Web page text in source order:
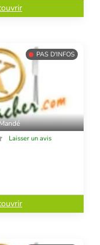
PAS D'INFOS
Laisser un avis